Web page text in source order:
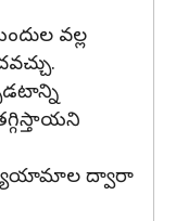
వల్ల
వ్యాయామాల ద్వారా